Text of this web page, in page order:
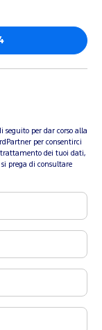
per dar corso alla
per consentirci
dei tuoi dati,
prega di consultare